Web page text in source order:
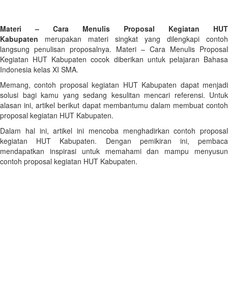
Materi – Cara Menulis Proposal Kegiatan HUT
Kabupaten merupakan materi singkat yang dilengkapi contoh
langsung penulisan proposalnya. Materi – Cara Menulis Proposal
Kegiatan HUT Kabupaten cocok diberikan untuk pelajaran Bahasa
Indonesia kelas XI SMA.
Memang, contoh proposal kegiatan HUT Kabupaten dapat menjadi
solusi bagi kamu yang sedang kesulitan mencari referensi. Untuk
alasan ini, artikel berikut dapat membantumu dalam membuat contoh
proposal kegiatan HUT Kabupaten.
Dalam hal ini, artikel ini mencoba menghadirkan contoh proposal
kegiatan HUT Kabupaten. Dengan pemikiran ini, pembaca
mendapatkan inspirasi untuk memahami dan mampu menyusun
contoh proposal kegiatan HUT Kabupaten.